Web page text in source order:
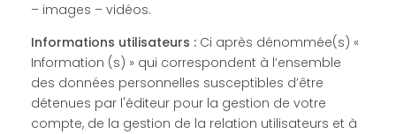
– images – vidéos.
Informations utilisateurs : Ci après dénommée(s) «
Information (s) » qui correspondent à l’ensemble
des données personnelles susceptibles d’être
détenues par l'éditeur pour la gestion de votre
compte, de la gestion de la relation utilisateurs et à